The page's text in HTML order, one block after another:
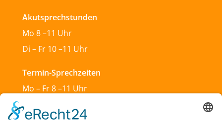
Akutsprechstunden
Mo 8 –11 Uhr
Di – Fr 10 –11 Uhr
Termin-Sprechzeiten
Mo – Fr 8 –11 Uhr
Mo & Do 13 –18 Uhr
Di 17:30 – 19:30 Uhr